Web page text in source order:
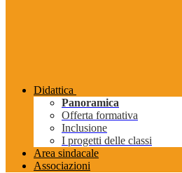
Didattica
Panoramica
Offerta formativa
Inclusione
I progetti delle classi
Area sindacale
Associazioni